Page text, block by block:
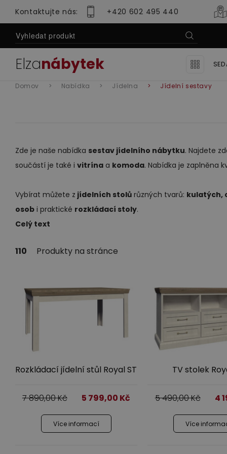
Kontaktujte nás: +420 602 495 440
Elzanábytek
Sedací soupravy
Předsíně
Domov Nabídka Jídelna Jídelní sestavy
Zde je naše nabídka sestav jídelního nábytku. Najdete
součástí je také i vitrína a komoda. Nabídka je zaplněna
Vybírat můžete z jídelních stolů různých tvarů: kulatých,
osob i praktické rozkládací stoly.
Celý text
110 Produkty na stránce
Rozkládací jídelní stůl Royal ST
7 890,00Kč 5 799,00 Kč
Více informací
TV stolek
5 490,00Kč 4
Více